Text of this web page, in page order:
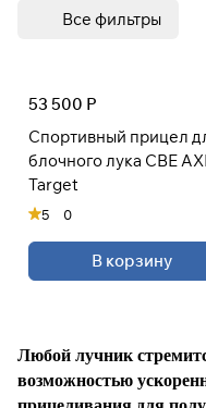
Все фильтры
53 500 Р
Спортивный прицел
блочного лука CBE
Target
5 0
В корзину
Любой лучник
возможностью
При
картой